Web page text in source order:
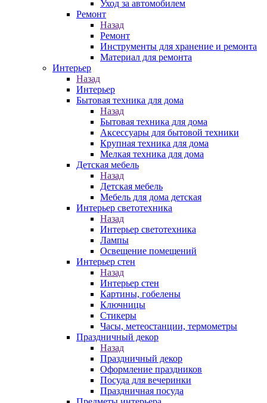
Уход за автомобилем
Ремонт
Назад
Ремонт
Инструменты для хранение и ремонта
Материал для ремонта
Интерьер
Назад
Интерьер
Бытовая техника для дома
Назад
Бытовая техника для дома
Аксессуары для бытовой техники
Крупная техника для дома
Мелкая техника для дома
Детская мебель
Назад
Детская мебель
Мебель для дома детская
Интерьер светотехника
Назад
Интерьер светотехника
Лампы
Освещение помещений
Интерьер стен
Назад
Интерьер стен
Картины, гобелены
Ключницы
Стикеры
Часы, метеостанции, термометры
Праздничный декор
Назад
Праздничный декор
Оформление праздников
Посуда для вечеринки
Праздничная посуда